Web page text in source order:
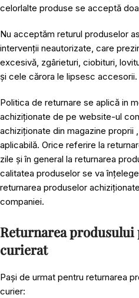
celorlalte produse se acceptă
Nu acceptăm returul produselor
intervenții neautorizate, care
excesivă, zgârieturi, ciobituri,
și cele cărora le lipsesc accesorii.
Politica de returnare se aplică in
achiziționate de pe website-ul
achiziționate din magazine proprii
aplicabilă. Orice referire la
zile și în general la returnarea
calitatea produselor se va
returnarea produselor
companiei.
Returnarea
curierat
Pași de urmat pentru returnarea
curier: